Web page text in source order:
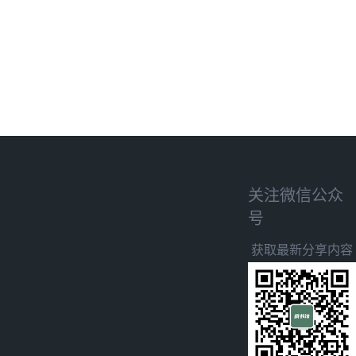
关注微信公众
号
获取最新分享内容